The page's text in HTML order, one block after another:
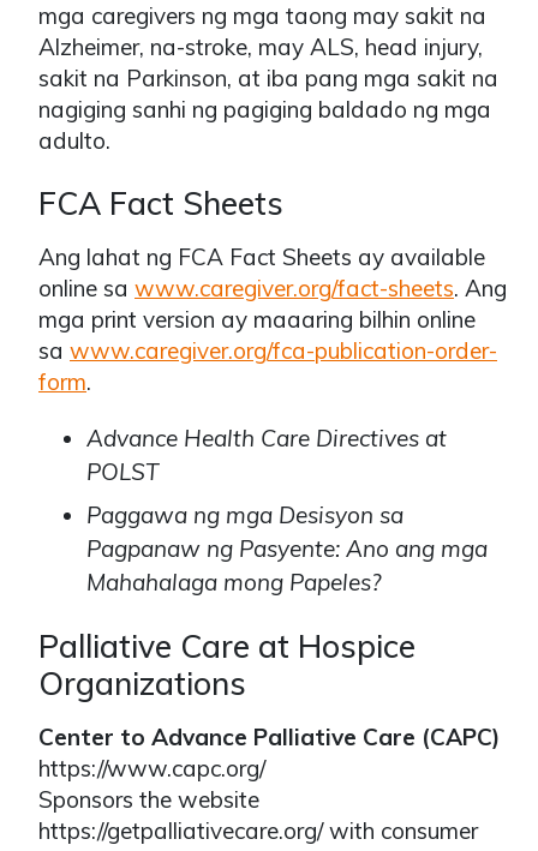
mga caregivers ng mga taong may sakit na
Alzheimer, na-stroke, may ALS, head injury,
sakit na Parkinson, at iba pang mga sakit na
nagiging sanhi ng pagiging baldado ng mga
adulto.
FCA Fact Sheets
Ang lahat ng FCA Fact Sheets ay available
online sa www.caregiver.org/fact-sheets. Ang
mga print version ay maaaring bilhin online
sa www.caregiver.org/fca-publication-order-
form.
Advance Health Care Directives at
POLST
Paggawa ng mga Desisyon sa
Pagpanaw ng Pasyente: Ano ang mga
Mahahalaga mong Papeles?
Palliative Care at Hospice
Organizations
Center to Advance Palliative Care (CAPC)
https://www.capc.org/
Sponsors the website
https://getpalliativecare.org/ with consumer